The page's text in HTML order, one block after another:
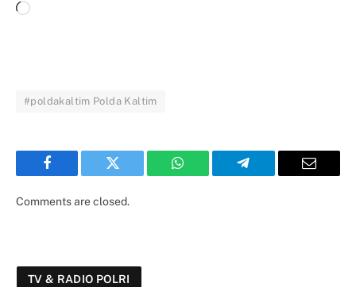
#poldakaltim Polda Kaltim
Facebook Twitter WhatsApp Telegram Email
Comments are closed.
TV & RADIO POLRI